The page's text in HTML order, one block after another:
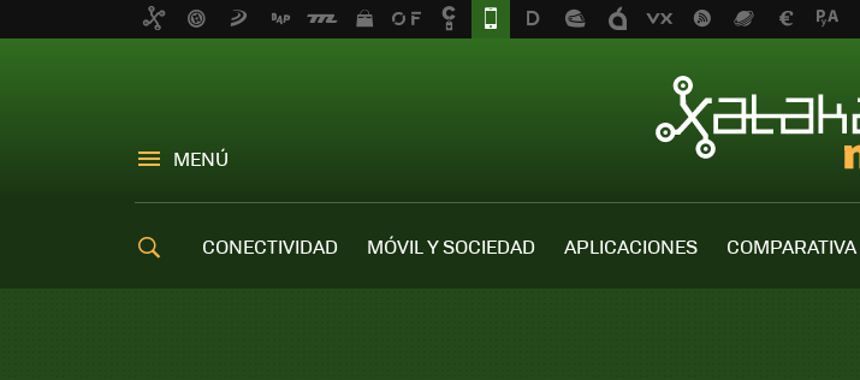
MENÚ
CONECTIVIDAD MÓVIL Y SOCIEDAD APLICACIONES